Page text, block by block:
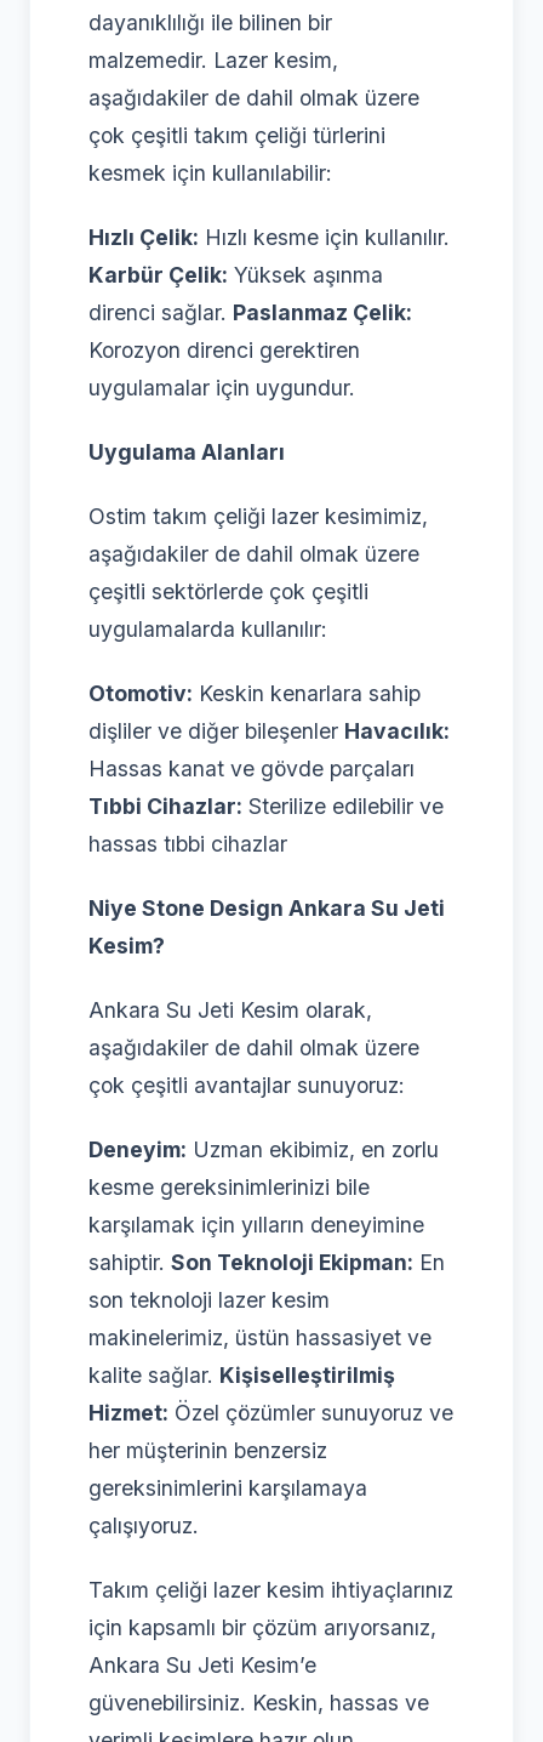
dayanıklılığı ile bilinen bir
malzemedir. Lazer kesim,
aşağıdakiler de dahil olmak üzere
çok çeşitli takım çeliği türlerini
kesmek için kullanılabilir:
Hızlı Çelik: Hızlı kesme için kullanılır.
Karbür Çelik: Yüksek aşınma
direnci sağlar. Paslanmaz Çelik:
Korozyon direnci gerektiren
uygulamalar için uygundur.
Uygulama Alanları
Ostim takım çeliği lazer kesimimiz,
aşağıdakiler de dahil olmak üzere
çeşitli sektörlerde çok çeşitli
uygulamalarda kullanılır:
Otomotiv: Keskin kenarlara sahip
dişliler ve diğer bileşenler Havacılık:
Hassas kanat ve gövde parçaları
Tıbbi Cihazlar: Sterilize edilebilir ve
hassas tıbbi cihazlar
Niye Stone Design Ankara Su Jeti
Kesim?
Ankara Su Jeti Kesim olarak,
aşağıdakiler de dahil olmak üzere
çok çeşitli avantajlar sunuyoruz:
Deneyim: Uzman ekibimiz, en zorlu
kesme gereksinimlerinizi bile
karşılamak için yılların deneyimine
sahiptir. Son Teknoloji Ekipman: En
son teknoloji lazer kesim
makinelerimiz, üstün hassasiyet ve
kalite sağlar. Kişiselleştirilmiş
Hizmet: Özel çözümler sunuyoruz ve
her müşterinin benzersiz
gereksinimlerini karşılamaya
çalışıyoruz.
Takım çeliği lazer kesim ihtiyaçlarınız
için kapsamlı bir çözüm arıyorsanız,
Ankara Su Jeti Kesim’e
güvenebilirsiniz. Keskin, hassas ve